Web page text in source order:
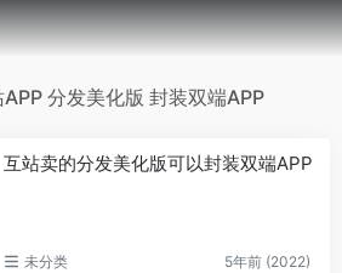
分发美化版 封装双端APP
互站卖的分发美化版可以封装双端APP
未分类 5年前 (2022)